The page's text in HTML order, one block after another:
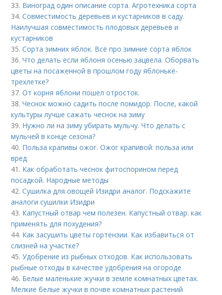
33. Виноград один описание сорта. Агротехника сорта
34.Совместимость деревьев и кустарников в саду.
Наилучшая совместимость плодовых деревьев и
кустарников
35.Сорта зимних яблок. Всё про зимние сорта яблок
36.Что делать если яблоня осенью зацвела. Оборвать
цветы на посаженной в прошлом году яблоньке-
трехлетке?
37.От корня яблони пошел отросток.
38.Чеснок можно садить после помидор. После, какой
культуры лучше сажать чеснок на зиму
39. Нужно ли на зиму убирать мульчу. Что делать с
мульчей в конце сезона?
40. Польза крапивы ожог. Ожог крапивой: польза или
вред
41. Как обработать чеснок фитоспорином перед
посадкой. Народные методы
42.Сушилка для овощей Изидри аналог. Подскажите
аналоги сушилки Изидри
43. Капустный отвар чем полезен. Капустный отвар: как
применять для похудения?
44. Как засушить цветы гортензии. Как избавиться от
слизней на участке?
45.Удобрение из рыбных отходов. Как использовать
рыбные отходы в качестве удобрения на огороде
46. Белые маленькие жучки в земле комнатных цветах.
Мелкие белые жучки в почве комнатных растений